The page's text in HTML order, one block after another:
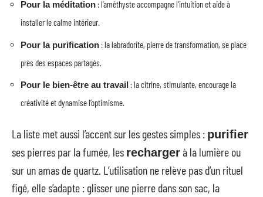
Pour la méditation : l’améthyste accompagne l’intuition et aide à
installer le calme intérieur.
Pour la purification : la labradorite, pierre de transformation, se place
près des espaces partagés.
Pour le bien-être au travail : la citrine, stimulante, encourage la
créativité et dynamise l’optimisme.
La liste met aussi l’accent sur les gestes simples : purifier
ses pierres par la fumée, les rechargerà la lumière ou
sur un amas de quartz. L’utilisation ne relève pas d’un rituel
figé, elle s’adapte : glisser une pierre dans son sac, la